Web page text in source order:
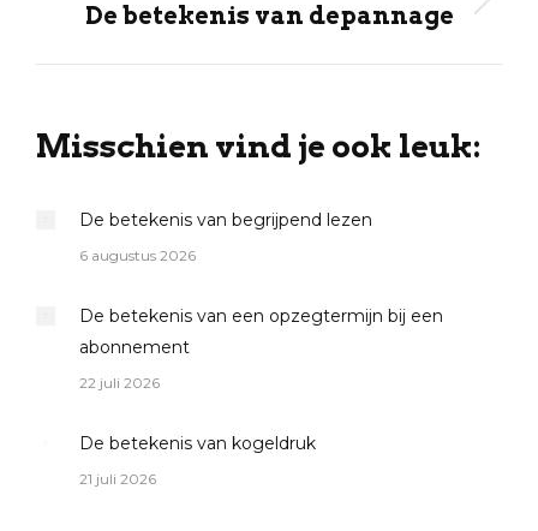
Volgende
De betekenis van depannage
Misschien vind je ook leuk:
De betekenis van begrijpend lezen
6 augustus 2026
De betekenis van een opzegtermijn bij een
abonnement
22 juli 2026
De betekenis van kogeldruk
21 juli 2026